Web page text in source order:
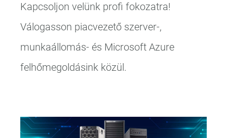
Kapcsoljon velünk profi fokozatra!
Válogasson piacvezető szerver-,
munkaállomás- és Microsoft Azure
felhőmegoldásink közül.